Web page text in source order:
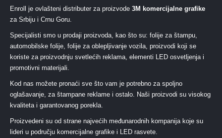
Enroll je ovlašteni distributer za proizvode 3M komercijalne grafike
za Srbiju i Crnu Goru.
Specijalisti smo u prodaji proizvoda, kao što su: folije za štampu,
automobilske folije, folije za oblepljivanje vozila, proizvodi koji se
koriste za proizvodnju svetlećih reklama, elementi LED osvetljenja i
promotivni materijali.
Kod nas možete pronaći sve što vam je potrebno za spoljno
oglašavanje, za štampane reklame i ostalo. Naši proizvodi su visokog
kvaliteta i garantovanog porekla.
Proizvedeni su od strane najvećih međunarodnih kompanija koje su
lideri u području komercijalne grafike i LED rasvete.